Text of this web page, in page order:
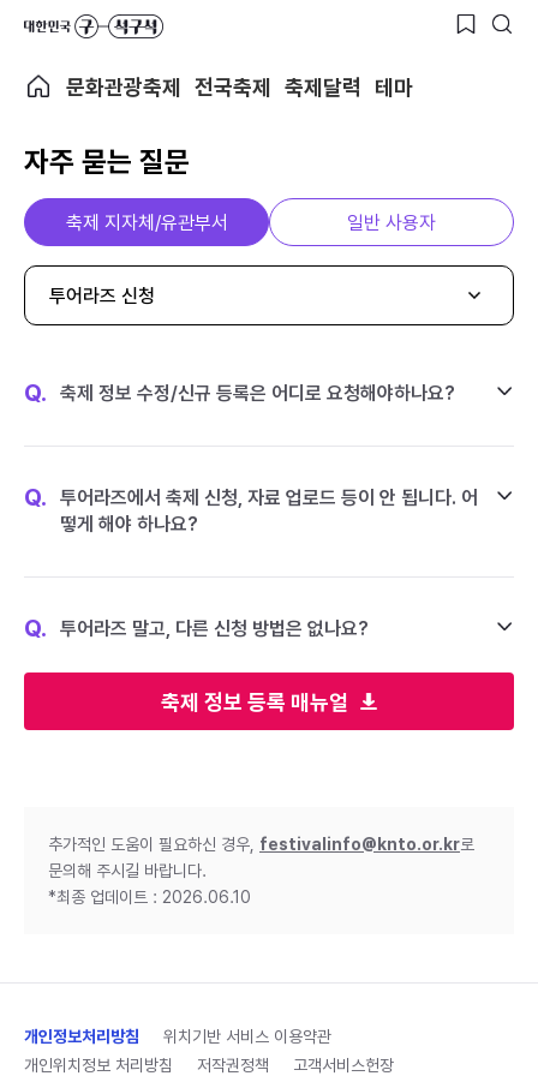
문화관광축제 전국축제 축제달력 테마
자주 묻는 질문
축제 정보 등록 매뉴얼
축제 지자체/유관부서 일반 사용자
투어라즈 신청
Q. 축제 정보 수정/신규 등록은 어디로 요청해야하나요?
Q.
투어라즈에서 축제 신청, 자료 업로드 등이 안 됩니다. 어
떻게 해야 하나요?
Q. 투어라즈 말고, 다른 신청 방법은 없나요?
추가적인 도움이 필요하신 경우, festivalinfo@knto.or.kr로
문의해 주시길 바랍니다.
*최종 업데이트 : 2026.06.10
개인정보처리방침
위치기반 서비스 이용약관
개인위치정보 처리방침
저작권정책 고객서비스헌장